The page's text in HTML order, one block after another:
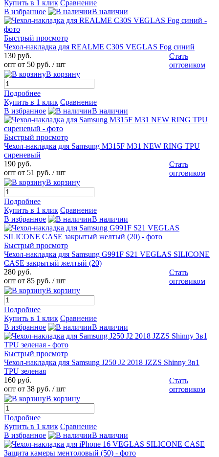
Купить в 1 клик Сравнение
В избранное
В наличии
Быстрый просмотр
Чехол-накладка для REALME С30S VEGLAS Fog синий
130 руб.
опт от 50 руб. / шт
Стать
оптовиком
В корзину
Подробнее
Купить в 1 клик Сравнение
В избранное
В наличии
Быстрый просмотр
Чехол-накладка для Samsung M315F M31 NEW RING TPU
сиреневый
190 руб.
опт от 51 руб. / шт
Стать
оптовиком
В корзину
Подробнее
Купить в 1 клик Сравнение
В избранное
В наличии
Быстрый просмотр
Чехол-накладка для Samsung G991F S21 VEGLAS SILICONE
CASE закрытый желтый (20)
280 руб.
опт от 85 руб. / шт
Стать
оптовиком
В корзину
Подробнее
Купить в 1 клик Сравнение
В избранное
В наличии
Быстрый просмотр
Чехол-накладка для Samsung J250 J2 2018 JZZS Shinny 3в1
TPU зеленая
160 руб.
опт от 38 руб. / шт
Стать
оптовиком
В корзину
Подробнее
Купить в 1 клик Сравнение
В избранное
В наличии